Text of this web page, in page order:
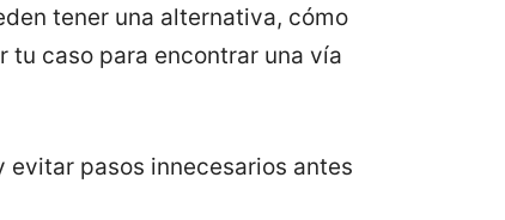
tener una alternativa, cómo
caso para encontrar una vía
evitar pasos innecesarios antes